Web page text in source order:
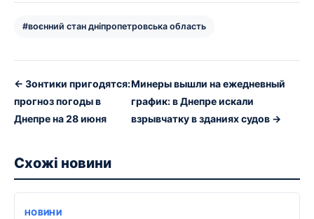
#воєнний стан дніпропетровська область
← Зонтики пригодятся:
прогноз погоды в
Днепре на 28 июня
Минеры вышли на ежедневный
график: в Днепре искали
взрывчатку в зданиях судов →
Схожі новини
НОВИНИ